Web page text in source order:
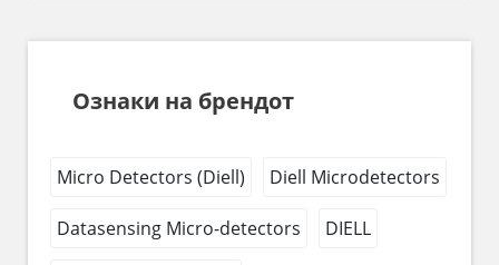
Ознаки на брендот
Micro Detectors (Diell) Diell Microdetectors
Datasensing Micro-detectors DIELL